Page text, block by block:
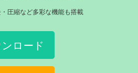
圧縮など多彩な機能も搭載
ロード